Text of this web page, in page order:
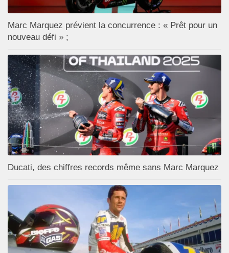
Marc Marquez prévient la concurrence : « Prêt pour un
nouveau défi » ;
Ducati, des chiffres records même sans Marc Marquez